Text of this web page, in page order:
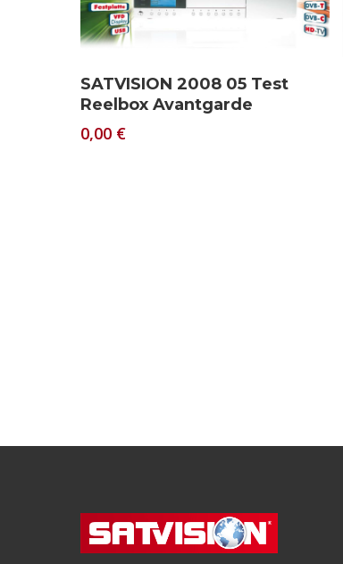
Download
SATVISION 2008 05 Test
Reelbox Avantgarde
0,00 €